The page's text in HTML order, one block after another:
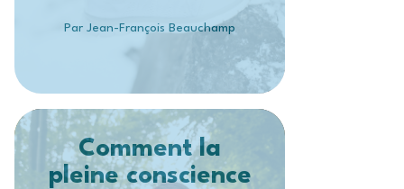
Par Jean-François Beauchamp
Comment la
pleine conscience